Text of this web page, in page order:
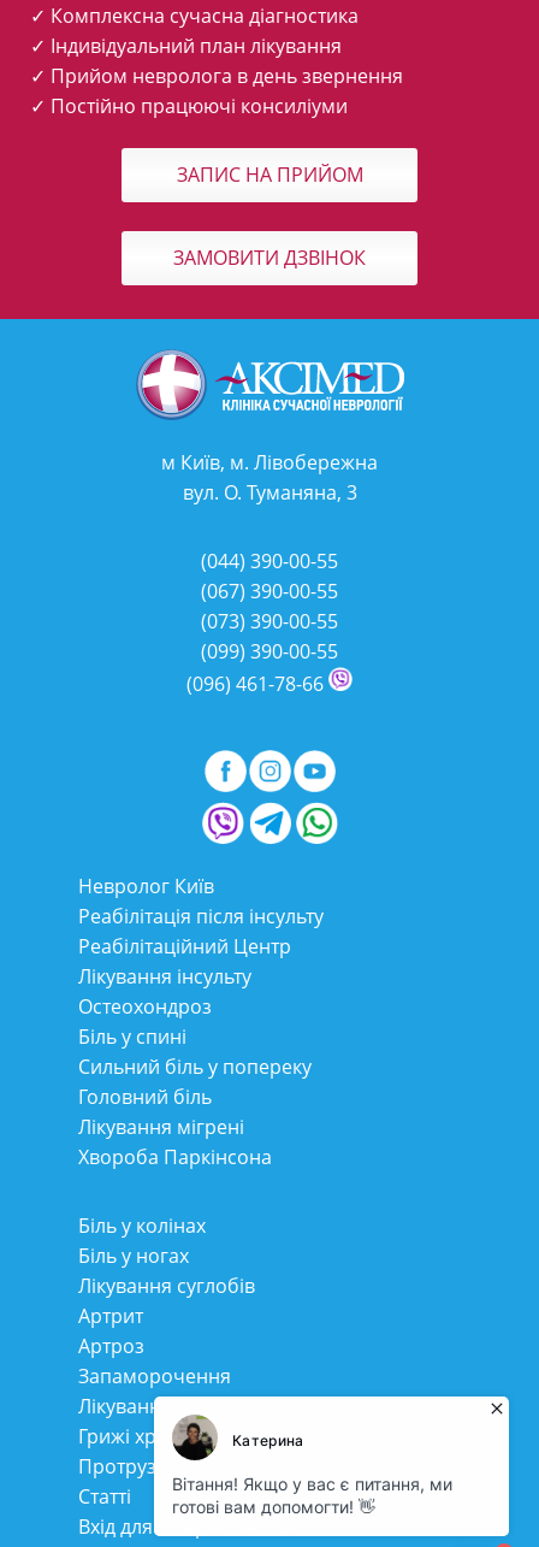
✓ Комплексна сучасна діагностика
✓ Індивідуальний план лікування
✓ Прийом невролога в день звернення
✓ Постійно працюючі консиліуми
ЗАПИС НА ПРИЙОМ
ЗАМОВИТИ ДЗВІНОК
м Київ, м. Лівобережна
вул. О. Туманяна, 3
(044) 390-00-55
(067) 390-00-55
(073) 390-00-55
(099) 390-00-55
(096) 461-78-66
Невролог Київ
Реабілітація після інсульту
Реабілітаційний Центр
Лікування інсульту
Остеохондроз
Біль у спині
Сильний біль у попереку
Головний біль
Лікування мігрені
Хвороба Паркінсона
Біль у колінах
Біль у ногах
Лікування суглобів
Артрит
Артроз
Запаморочення
Лікування сколіозу
Грижі хребта
Протрузія дисків
Статті
Вхід для співробітників